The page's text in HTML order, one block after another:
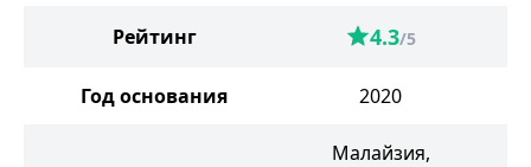
Рейтинг 4.3/5
Год основания 2020
Малайзия,